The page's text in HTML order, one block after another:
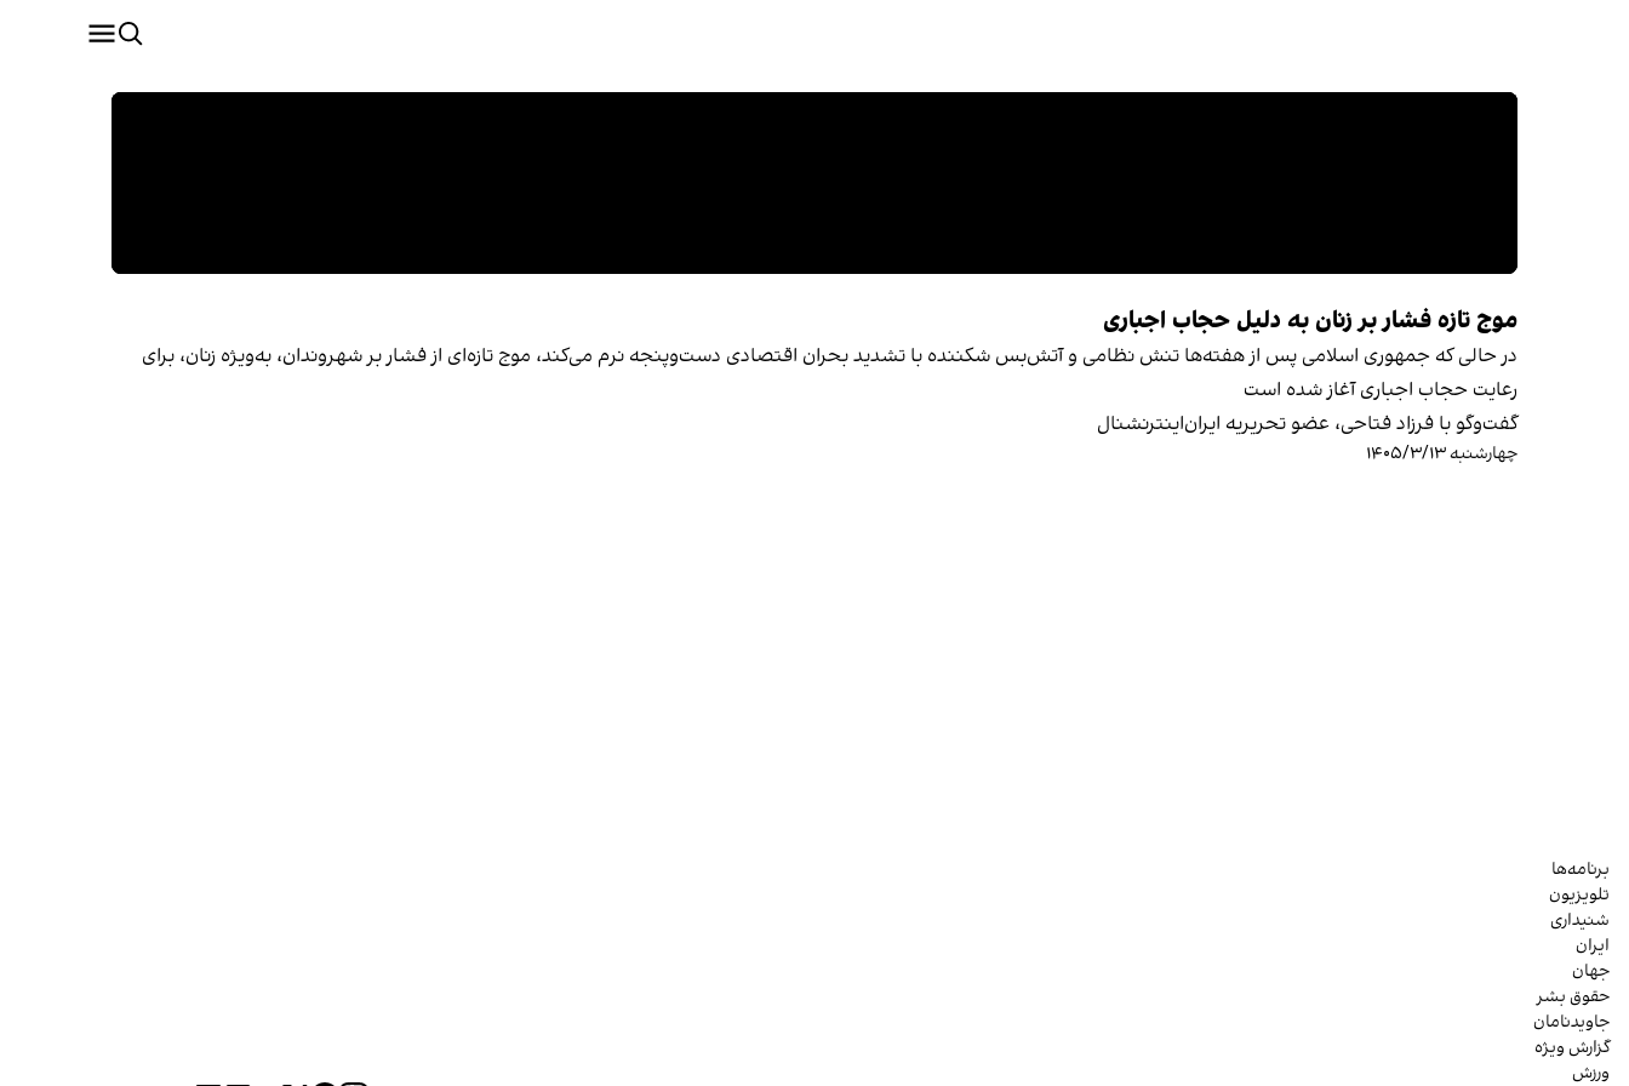
موج تازه فشار بر زنان به دلیل حجاب اجباری
در حالی که جمهوری اسلامی پس از هفته‌ها تنش نظامی و آتش‌بس شکننده با تشدید بحران اقتصادی دست‌وپنجه نرم می‌کند، موج تازه‌ای از فشار بر شهروندان، به‌ویژه زنان، برای
رعایت حجاب اجباری آغاز شده است
گفت‌وگو با فرزاد فتاحی، عضو تحریریه ایران‌اینترنشنال
چهارشنبه ۱۴۰۵/۳/۱۳
برنامه‌ها
تلویزیون
شنیداری
ایران
جهان
حقوق بشر
جاویدنامان
گزارش ویژه
ورزش